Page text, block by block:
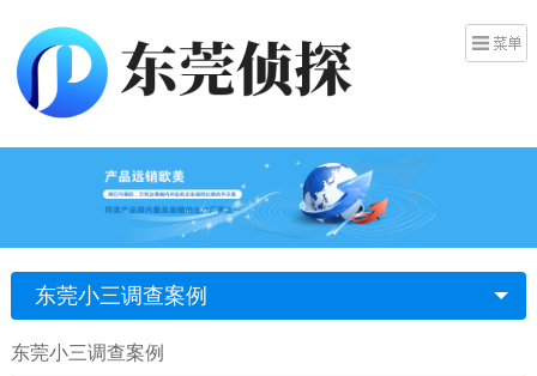
东莞小三调查案例
东莞小三调查案例